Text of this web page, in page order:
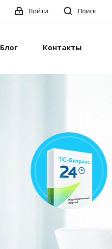
Поиск
Войти
Блог Контакты